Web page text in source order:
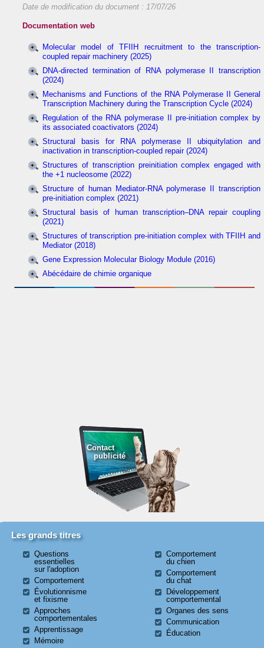
Date de modification du document : 17/07/26
Documentation web
Molecular model of TFIIH recruitment to the transcription-
coupled repair machinery (2025)
DNA-directed termination of RNA polymerase II transcription
(2024)
Mechanisms and Functions of the RNA Polymerase II General
Transcription Machinery during the Transcription Cycle (2024)
Regulation of the RNA polymerase II pre-initiation complex by
its associated coactivators (2024)
Structural basis for RNA polymerase II ubiquitylation and
inactivation in transcription-coupled repair (2024)
Structures of transcription preinitiation complex engaged with
the +1 nucleosome (2022)
Structure of human Mediator-RNA polymerase II transcription
pre-initiation complex (2021)
Structural basis of human transcription–DNA repair coupling
(2021)
Structures of transcription pre-initiation complex with TFIIH and
Mediator (2018)
Gene Expression Molecular Biology Module (2016)
Abécédaire de chimie organique
Contact
publicité
Les grands titres
Questions
essentielles
sur l'adoption
Comportement
Évolutionnisme
et fixisme
Approches
comportementales
Apprentissage
Mémoire
Comportement
du chien
Comportement
du chat
Développement
comportemental
Organes des sens
Communication
Éducation